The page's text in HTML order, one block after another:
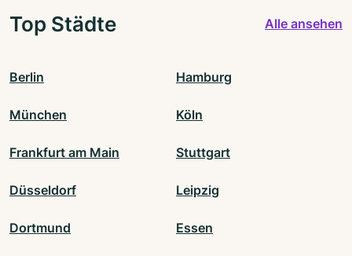
Top Städte Alle ansehen
Berlin Hamburg
München Köln
Frankfurt am Main Stuttgart
Düsseldorf Leipzig
Dortmund Essen